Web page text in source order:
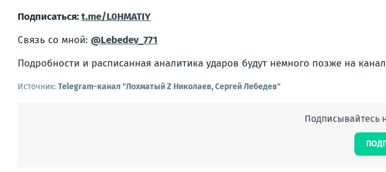
Подписаться:t.me/L0HMATIY
Связь со мной: @Lebedev_771
Подробности и расписанная аналитика ударов будут немного позже на
Источник: Telegram-канал "Лохматый Z Николаев, Сергей Лебедев"
Подписывайтесь